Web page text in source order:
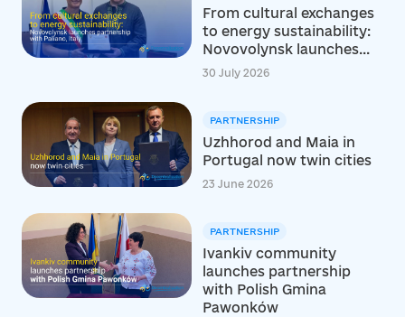
From cultural exchanges
to energy sustainability:
Novovolynsk launches...
30 July 2026
PARTNERSHIP
Uzhhorod and Maia in
Portugal now twin cities
23 June 2026
PARTNERSHIP
Ivankiv community
launches partnership
with Polish Gmina
Pawonków